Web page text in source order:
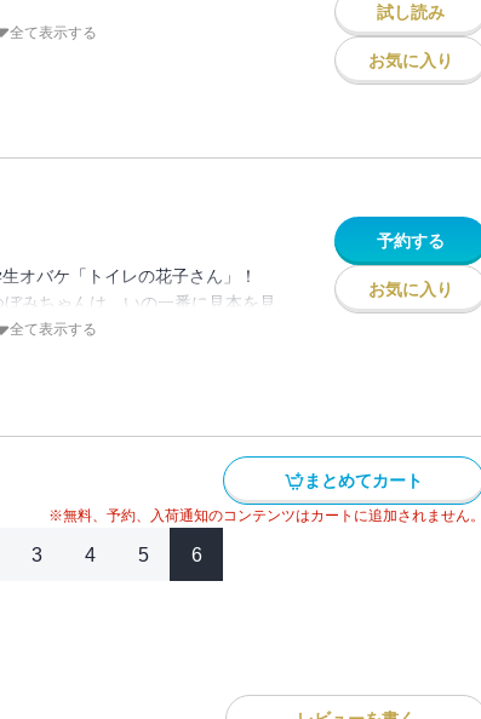
たら、なぜか教室が大パニック！？
全て表示する
試し読み
お気に入り
オバケ「トイレの花子さん」！
みちゃんは、いの一番に見本を見
全て表示する
予約する
お気に入り
まとめてカート
※無料、予約、入荷通知のコンテンツはカートに追加されません。
3 4 5 6